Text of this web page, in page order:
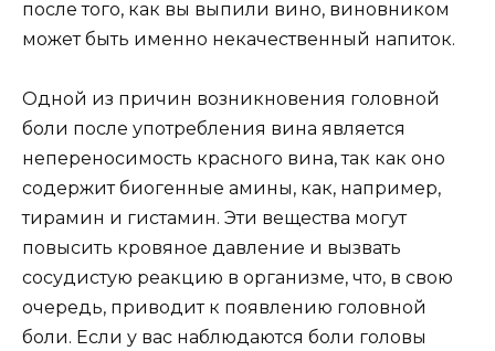
после того, как вы выпили вино, виновником
может быть именно некачественный напиток.
Одной из причин возникновения головной
боли после употребления вина является
непереносимость красного вина, так как оно
содержит биогенные амины, как, например,
тирамин и гистамин. Эти вещества могут
повысить кровяное давление и вызвать
сосудистую реакцию в организме, что, в свою
очередь, приводит к появлению головной
боли. Если у вас наблюдаются боли головы